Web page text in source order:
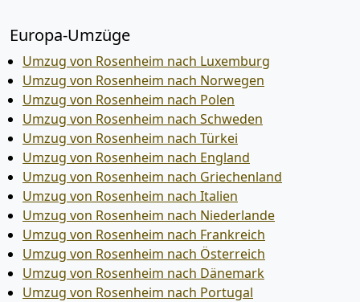
Europa-Umzüge
Umzug von Rosenheim nach Luxemburg
Umzug von Rosenheim nach Norwegen
Umzug von Rosenheim nach Polen
Umzug von Rosenheim nach Schweden
Umzug von Rosenheim nach Türkei
Umzug von Rosenheim nach England
Umzug von Rosenheim nach Griechenland
Umzug von Rosenheim nach Italien
Umzug von Rosenheim nach Niederlande
Umzug von Rosenheim nach Frankreich
Umzug von Rosenheim nach Österreich
Umzug von Rosenheim nach Dänemark
Umzug von Rosenheim nach Portugal